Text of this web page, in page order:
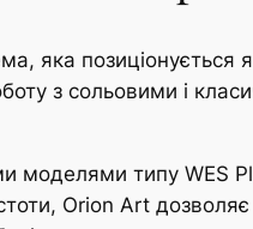
яка позиціонується
з сольовими і
моделями типу WES
Orion Art